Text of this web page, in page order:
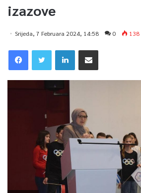
izazove
Srijeda, 7 Februara 2024, 14:58 0 138